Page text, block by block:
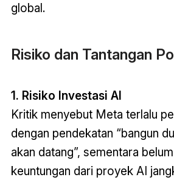
global.
Risiko dan Tantangan
1. Risiko Investasi AI
Kritik menyebut Meta terlalu
dengan pendekatan “bangun
akan datang”, sementara
keuntungan dari proyek AI